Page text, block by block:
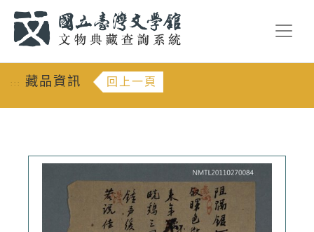
::: 藏品資訊 回上一頁